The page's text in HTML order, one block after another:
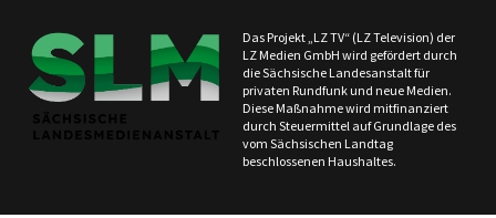
Das Projekt „LZ TV“ (LZ Television) der
LZ Medien GmbH wird gefördert durch
die Sächsische Landesanstalt für
privaten Rundfunk und neue Medien.
Diese Maßnahme wird mitfinanziert
durch Steuermittel auf Grundlage des
vom Sächsischen Landtag
beschlossenen Haushaltes.